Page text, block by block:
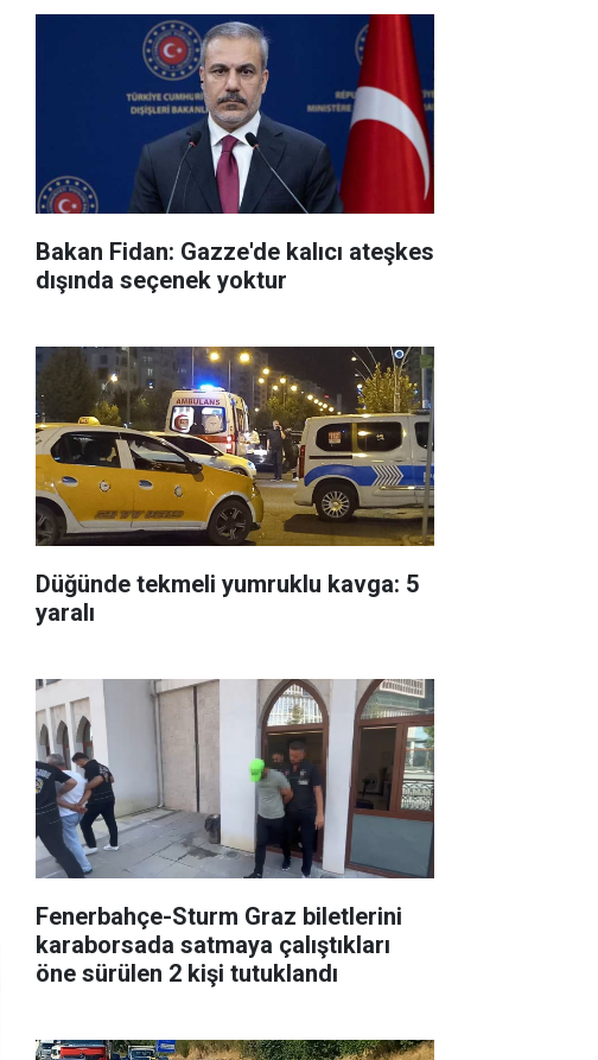
Bakan Fidan: Gazze'de kalıcı ateşkes
dışında seçenek yoktur
Düğünde tekmeli yumruklu kavga: 5
yaralı
Fenerbahçe-Sturm Graz biletlerini
karaborsada satmaya çalıştıkları
öne sürülen 2 kişi tutuklandı